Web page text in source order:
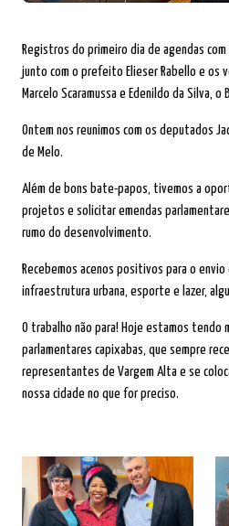
Registros do primeiro dia de agendas com
junto com o prefeito Elieser Rabello e os
Marcelo Scaramussa e Edenildo da Silva, o
Ontem nos reunimos com os deputados
de Melo.
Além de bons bate-papos, tivemos a
projetos e solicitar emendas
rumo do desenvolvimento.
Recebemos acenos positivos para o envio
infraestrutura urbana, esporte e lazer,
O trabalho não para! Hoje estamos tendo
parlamentares capixabas, que sempre
representantes de Vargem Alta e se
nossa cidade no que for preciso.